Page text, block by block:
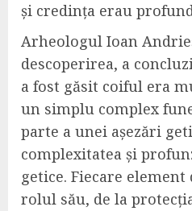
și credința erau
Arheologul Ioan
descoperirea, a
a fost găsit coiful era
un simplu complex
parte a unei așezări
complexitatea și
getice. Fiecare element
rolul său, de la